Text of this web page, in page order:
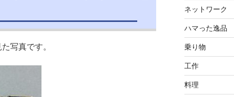
写真です。
ネットワーク
ハマった逸品
乗り物
工作
料理